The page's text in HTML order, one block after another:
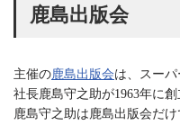
鹿島出版会
主催の鹿島出版会は、スー
社長鹿島守之助が1963年に
鹿島守之助は鹿島出版会だ